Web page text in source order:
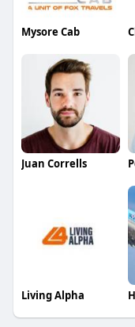
Mysore Cab
Juan Corrells
Living Alpha